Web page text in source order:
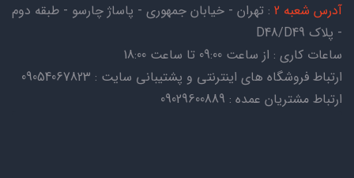
آدرس شعبه 2
: تهران - خیابان جمهوری - پاساژ چارسو - طبقه دوم
- پلاک D48/D49
ساعات کاری : از ساعت 09:00 تا ساعت 18:00
ارتباط فروشگاه های اینترنتی و پشتیبانی سایت : 09054067823
ارتباط مشتریان عمده : 09029600889